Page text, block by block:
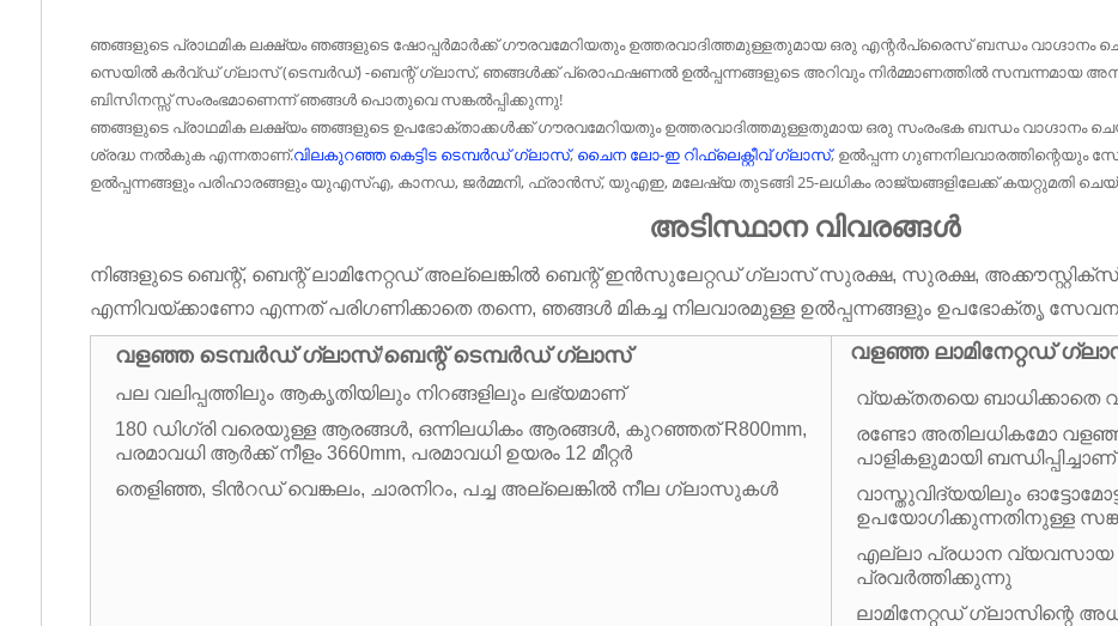
ഞങ്ങളുടെ പ്രാഥമിക ലക്ഷ്യം ഞങ്ങളുടെ ഷോപ്പർമാർക്ക് ഗൗരവമേറിയതും ഉത്തരവാദിത്തമുള്ളതുമായ ഒരു എന്റർപ്രൈസ് ബന്ധം വാഗ്ദാനം
സെയിൽ കർവ്ഡ് ഗ്ലാസ് (ടെമ്പർഡ്) -ബെന്റ് ഗ്ലാസ്, ഞങ്ങൾക്ക് പ്രൊഫഷണൽ ഉൽപ്പന്നങ്ങളുടെ അറിവും നിർമ്മാണത്തിൽ സമ്പന്നമായ
ബിസിനസ്സ് സംരംഭമാണെന്ന് ഞങ്ങൾ പൊതുവെ സങ്കൽപ്പിക്കുന്നു!
ഞങ്ങളുടെ പ്രാഥമിക ലക്ഷ്യം ഞങ്ങളുടെ ഉപഭോക്താക്കൾക്ക് ഗൗരവമേറിയതും ഉത്തരവാദിത്തമുള്ളതുമായ ഒരു സംരംഭക ബന്ധം
ശ്രദ്ധ നൽകുക എന്നതാണ്.വിലകുറഞ്ഞ കെട്ടിട ടെമ്പർഡ് ഗ്ലാസ്, ചൈന ലോ-ഇ റിഫ്ലെക്റ്റീവ് ഗ്ലാസ്, ഉൽപ്പന്ന ഗുണനിലവാരത്തിന്റെയും
ഉൽപ്പന്നങ്ങളും പരിഹാരങ്ങളും യുഎസ്എ, കാനഡ, ജർമ്മനി, ഫ്രാൻസ്, യുഎഇ, മലേഷ്യ തുടങ്ങി 25-ലധികം രാജ്യങ്ങളിലേക്ക് കയറ്റുമതി
അടിസ്ഥാന വിവരങ്ങൾ
നിങ്ങളുടെ ബെന്റ്, ബെന്റ് ലാമിനേറ്റഡ് അല്ലെങ്കിൽ ബെന്റ് ഇൻസുലേറ്റഡ് ഗ്ലാസ് സുരക്ഷ, സുരക്ഷ,
എന്നിവയ്ക്കാണോ എന്നത് പരിഗണിക്കാതെ തന്നെ, ഞങ്ങൾ മികച്ച നിലവാരമുള്ള ഉൽപ്പന്നങ്ങളും ഉപഭോക്തൃ
വളഞ്ഞ ടെമ്പർഡ് ഗ്ലാസ്/ബെന്റ് ടെമ്പർഡ് ഗ്ലാസ്
പല വലിപ്പത്തിലും ആകൃതിയിലും നിറങ്ങളിലും ലഭ്യമാണ്
180 ഡിഗ്രി വരെയുള്ള ആരങ്ങൾ, ഒന്നിലധികം ആരങ്ങൾ, കുറഞ്ഞത് R800mm,
പരമാവധി ആർക്ക് നീളം 3660mm, പരമാവധി ഉയരം 12 മീറ്റർ
തെളിഞ്ഞ, ടിൻറഡ് വെങ്കലം, ചാരനിറം, പച്ച അല്ലെങ്കിൽ നീല ഗ്ലാസുകൾ
വളഞ്ഞ ലാമിനേറ്റഡ്
വ്യക്തതയെ ബാധിക്കാതെ
രണ്ടോ അതിലധികമോ
പാളികളുമായി ബന്ധിപ്പിച്ചാണ്
വാസ്തുവിദ്യയിലും
ഉപയോഗിക്കുന്നതിനുള്ള
എല്ലാ പ്രധാന
പ്രവർത്തിക്കുന്നു
ലാമിനേറ്റഡ് ഗ്ലാസിന്റെ